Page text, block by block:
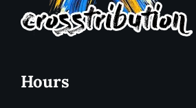
Hours